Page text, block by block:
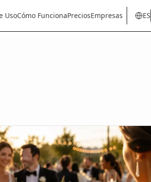
UsoCómo FuncionaPreciosEmpresas ES
entr